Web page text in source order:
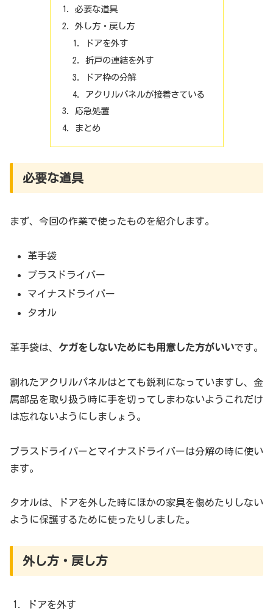
必要な道具
外し方・戻し方
ドアを外す
折戸の連結を外す
ドア枠の分解
アクリルパネルが接着さている
応急処置
まとめ
必要な道具
まず、今回の作業で使ったものを紹介します。
革手袋
プラスドライバー
マイナスドライバー
タオル
革手袋は、 ケガをしないためにも用意した方がいいです。
割れたアクリルパネルはとても鋭利になっていますし、金
属部品を取り扱う時に手を切ってしまわないようこれだけ
は忘れないようにしましょう。
プラスドライバーとマイナスドライバーは分解の時に使い
ます。
タオルは、ドアを外した時にほかの家具を傷めたりしない
ように保護するために使ったりしました。
外し方・戻し方
ドアを外す